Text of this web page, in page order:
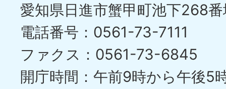
愛知県日進市蟹甲町池下268
電話番号：0561-73-7111
ファクス：0561-73-6845
開庁時間：午前9時から午後5